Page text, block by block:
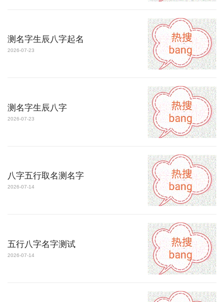
测名字生辰八字起名
2026-07-23
测名字生辰八字
2026-07-23
八字五行取名测名字
2026-07-14
五行八字名字测试
2026-07-14